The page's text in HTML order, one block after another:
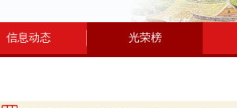
信息动态 光荣榜